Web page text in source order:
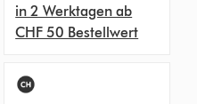
in 2 Werktagen ab
CHF 50 Bestellwert